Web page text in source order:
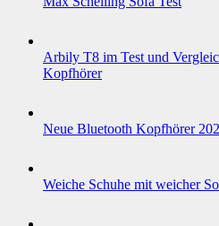
Arbily T8 im Test und
Kopfhörer